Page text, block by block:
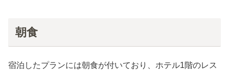
朝食
宿泊したプランには朝食が付いており、ホテル1階のレス